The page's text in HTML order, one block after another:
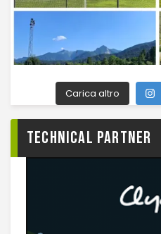
Carica altro
TECHNICAL PARTNER